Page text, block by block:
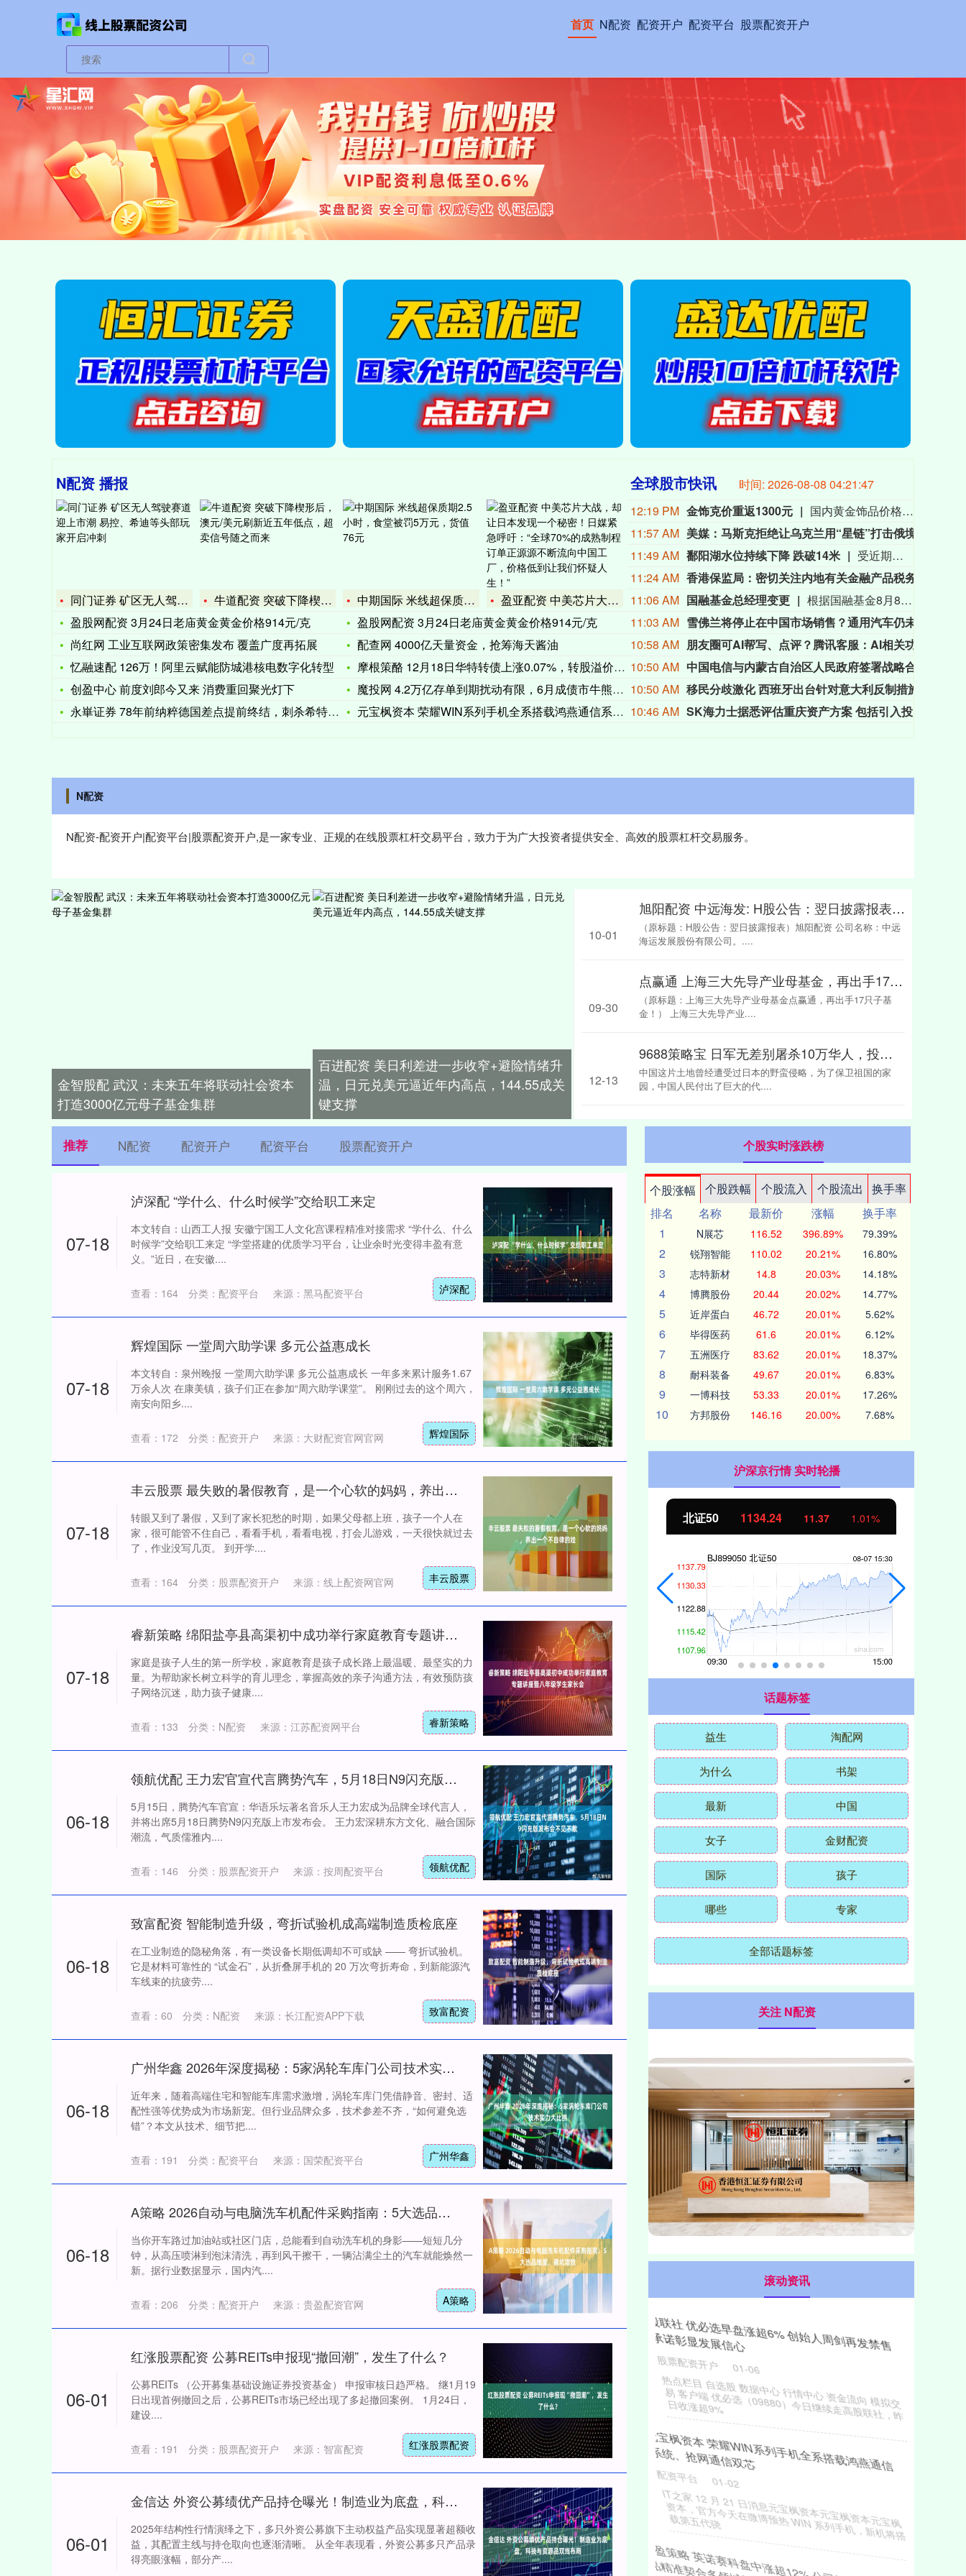
首页 N配资 配资开户 配资平台 股票配资开户
N配资 播报
同门证券 矿区无人驾驶赛道迎上市潮 易控、希迪等头部玩家开启
牛道配资 突破下降楔形后，澳元/美元刷新近五年低点，超卖信号
盈股网配资 3月24日老庙黄金黄金价格914元/克
尚红网 工业互联网政策密集发布 覆盖广度再拓展
忆融速配 126万！阿里云赋能防城港核电数字化转型
创盈中心 前度刘郎今又来 消费重回聚光灯下
永崋证券 78年前纳粹德国差点提前终结，刺杀希特勒失败，只因
中期国际 米线超保质期2.5小时，食堂被罚5万元，货值76元
盈亚配资 中美芯片大战，却让日本发现一个秘密！日媒紧急呼吁：
盈股网配资 3月24日老庙黄金黄金价格914元/克
配查网 4000亿天量资金，抢筹海天酱油
摩根策酪 12月18日华特转债上涨0.07%，转股溢价率78
魔投网 4.2万亿存单到期扰动有限，6月成债市牛熊试金石 |
元宝枫资本 荣耀WIN系列手机全系搭载鸿燕通信系统、抢网通信
全球股市快讯 时间: 2026-08-08 04:21:49
12:19 PM 金饰克价重返1300元
国内黄金饰品价格对比显示，国内多家品牌足金饰品价格重返1300元，其中周生生足金饰品报1315元/克，周大福报价1308元/克，老庙黄金报价1310元/克。
11:57 AM
11:49 AM 鄱阳湖水位持续下降 跌破14米
受近期持续高温天气影响，我国最大淡水湖鄱阳湖水位快速下降。截至8月8日8时，鄱阳湖标志性水文站星子站水位下降至13.97米，较昨日下降0.13米，鄱阳湖湖口站水位下降至13.84米，湖区两岸退水痕迹明显。（央视新闻）
11:24 AM
11:06 AM 国融基金总经理变更
根据国融基金8月8日公告，总经理毛灵俊因个人原因离任，总经理职位暂由张圆辉代任。根据国融基金安排，该公司董事会选举韩光华拟任公司总经理，待韩光华完成相关程序后履职。
11:03 AM
10:58 AM
10:50 AM
10:50 AM
10:46 AM
SK海力士据悉评估重庆资产方案 包括引入投资者
N配资
N配资-配资开户|配资平台|股票配资开户,是一家专业、正规的在线股票杠杆交易平台，致力于为广大投资者提供安全、高效的股票杠杆交易服务。
金智股配 武汉：未来五年将联动社会资本
打造3000亿元母子基金集群
百进配资 美日利差进一步收窄+避险情绪升
温，日元兑美元逼近年内高点，144.55成关
键支撑
旭阳配资 中远海发: H股公告：翌日披露报表内容摘要
（原标题：H股公告：翌日披露报表）旭阳配资 公司名称：中远
海运发展股份有限公司。....
10-01
点赢通 上海三大先导产业母基金，再出手17只子基金！
（原标题：上海三大先导产业母基金点赢通，再出手17只子基
金！） 上海三大先导产业....
09-30
9688策略宝 日军无差别屠杀10万华人，投降后，愤怒的民众持棍棒打死上万战俘
中国这片土地曾经遭受过日本的野蛮侵略，为了保卫祖国的家
园，中国人民付出了巨大的代....
12-13
推荐 N配资 配资开户 配资平台 股票配资开户
07-18
泸深配 “学什么、什么时候学”交给职工来定
本文转自：山西工人报 安徽宁国工人文化宫课程精准对接需求 “学什么、什么
时候学”交给职工来定 “学堂搭建的优质学习平台，让业余时光变得丰盈有意
义。”近日，在安徽....
来源：黑马配资平台
查看： 164 分类： 配资平台 泸深配
07-18
辉煌国际 一堂周六助学课 多元公益惠成长
本文转自：泉州晚报 一堂周六助学课 多元公益惠成长 一年多来累计服务1.67
万余人次 在康美镇，孩子们正在参加“周六助学课堂”。 刚刚过去的这个周六，
南安向阳乡....
来源：大财配资官网官网
查看： 172 分类： 配资开户 辉煌国际
07-18
丰云股票 最失败的暑假教育，是一个心软的妈妈，养出一个不自律的娃
转眼又到了暑假，又到了家长犯愁的时期，如果父母都上班，孩子一个人在
家，很可能管不住自己，看看手机，看看电视，打会儿游戏，一天很快就过去
了，作业没写几页。 到开学....
来源：线上配资网官网
查看： 164 分类： 股票配资开户 丰云股票
07-18
睿新策略 绵阳盐亭县高渠初中成功举行家庭教育专题讲座暨八年级学生家长会
家庭是孩子人生的第一所学校，家庭教育是孩子成长路上最温暖、最坚实的力
量。为帮助家长树立科学的育儿理念，掌握高效的亲子沟通方法，有效预防孩
子网络沉迷，助力孩子健康....
来源：江苏配资网平台
查看： 133 分类： N配资 睿新策略
06-18
领航优配 王力宏官宣代言腾势汽车，5月18日N9闪充版发布会不见不散
5月15日，腾势汽车官宣：华语乐坛著名音乐人王力宏成为品牌全球代言人，
并将出席5月18日腾势N9闪充版上市发布会。 王力宏深耕东方文化、融合国际
潮流，气质儒雅内....
来源：按周配资平台
查看： 146 分类： 股票配资开户 领航优配
06-18
致富配资 智能制造升级，弯折试验机成高端制造质检底座
在工业制造的隐秘角落，有一类设备长期低调却不可或缺 —— 弯折试验机。
它是材料可靠性的 “试金石”，从折叠屏手机的 20 万次弯折寿命，到新能源汽
车线束的抗疲劳....
来源：长江配资APP下载
查看： 60 分类： N配资 致富配资
06-18
广州华鑫 2026年深度揭秘：5家涡轮车库门公司技术实力大比拼
近年来，随着高端住宅和智能车库需求激增，涡轮车库门凭借静音、密封、适
配性强等优势成为市场新宠。但行业品牌众多，技术参差不齐，“如何避免选
错”？本文从技术、细节把....
来源：国荣配资平台
查看： 191 分类： 配资平台 广州华鑫
06-18
A策略 2026自动与电脑洗车机配件采购指南：5大选品维度，避坑增效
当你开车路过加油站或社区门店，总能看到自动洗车机的身影——短短几分
钟，从高压喷淋到泡沫清洗，再到风干擦干，一辆沾满尘土的汽车就能焕然一
新。据行业数据显示，国内汽....
来源：贵盈配资官网
查看： 206 分类： 配资开户 A策略
06-01
红涨股票配资 公募REITs申报现“撤回潮”，发生了什么？
公募REITs （公开募集基础设施证券投资基金） 申报审核日趋严格。 继1月19
日出现首例撤回之后，公募REITs市场已经出现了多起撤回案例。 1月24日，
建设....
来源：智富配资
查看： 191 分类： 股票配资开户 红涨股票配资
06-01
金信达 外资公募绩优产品持仓曝光！制造业为底盘，科技与资源品双线布局
2025年结构性行情演绎之下，多只外资公募旗下主动权益产品实现显著超额收
益，其配置主线与持仓取向也逐渐清晰。 从全年表现看，外资公募多只产品录
得亮眼涨幅，部分产....
个股实时涨跌榜
个股涨幅 个股跌幅 个股流入 个股流出
换手率
排名
名称 最新价 涨幅
换手率
1
N展芯 116.52 396.89% 79.39%
2 锐翔智能 110.02 20.21% 16.80%
3 志特新材 14.8 20.03% 14.18%
4 博腾股份 20.44 20.02% 14.77%
5 近岸蛋白 46.72 20.01% 5.62%
6 毕得医药 61.6 20.01% 6.12%
7 五洲医疗 83.62 20.01% 18.37%
8 耐科装备 49.67 20.01% 6.83%
9 一博科技 53.33 20.01% 17.26%
10 方邦股份 146.16 20.00% 7.68%
沪深京行情 实时轮播
深证成指 14311.01 200.89 1.42% 沪深300 4694.44 43.13 0.93% 北证50 1134.24 11.37 1.01%
话题标签
益生 淘配网
为什么 书架
最新 中国
女子 金财配资
国际 孩子
哪些 专家
全部话题标签
关注 N配资
滚动资讯
股联社 优必选早盘涨超6% 创始人周剑再发禁售
承诺彰显发展信心
股票配资开户
01-06
热点栏目 自选股 数据中心 行情中心 资金流向 模拟交
易 客户端 优必选（09880）今日继续走高股联社，昨
日收涨超9%
元宝枫资本 荣耀WIN系列手机全系搭载鸿燕通信
系统、抢网通信双芯
配资平台
01-02
IT之家 12 月 21 日消息元宝枫资本元宝枫资本元宝枫
资本，官方今天在微博预热 WIN 系列手机，新机将搭
载第五代骁
启盈策略 英诺赛科盘中涨超12% 公司氮化镓产